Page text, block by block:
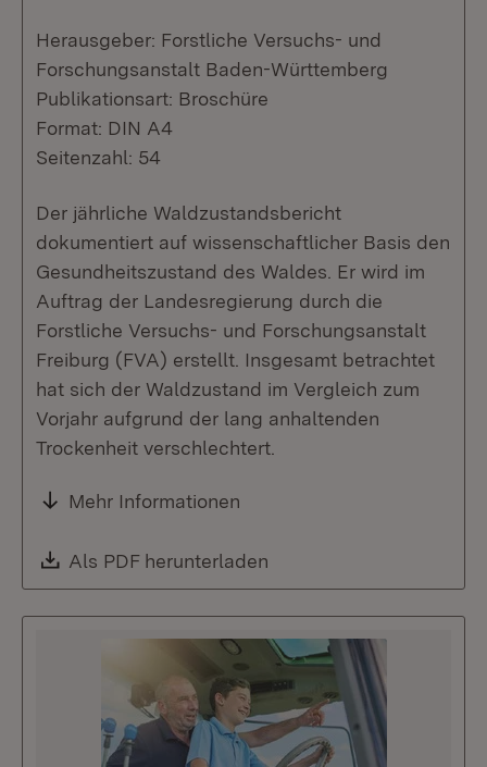
Herausgeber: Forstliche Versuchs- und
Forschungsanstalt Baden-Württemberg
Publikationsart: Broschüre
Format: DIN A4
Seitenzahl: 54
Der jährliche Waldzustandsbericht
dokumentiert auf wissenschaftlicher Basis den
Gesundheitszustand des Waldes. Er wird im
Auftrag der Landesregierung durch die
Forstliche Versuchs- und Forschungsanstalt
Freiburg (FVA) erstellt. Insgesamt betrachtet
hat sich der Waldzustand im Vergleich zum
Vorjahr aufgrund der lang anhaltenden
Trockenheit verschlechtert.
Mehr Informationen
Download:
Als PDF herunterladen